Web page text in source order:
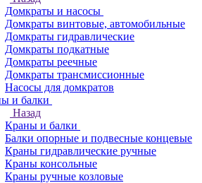
Домкраты и насосы
Домкраты винтовые, автомобильные
Домкраты гидравлические
Домкраты подкатные
Домкраты реечные
Домкраты трансмиссионные
Насосы для домкратов
и балки
Назад
Краны и балки
Балки опорные и подвесные концевые
Краны гидравлические ручные
Краны консольные
Краны ручные козловые